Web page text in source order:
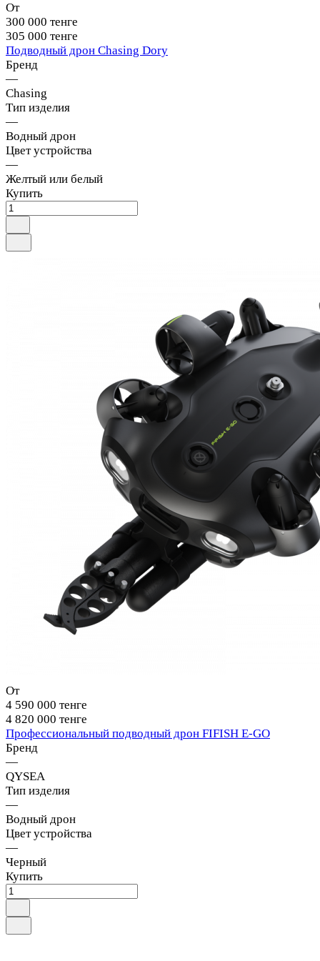
От
300 000 тенге
305 000 тенге
Подводный дрон Chasing Dory
Бренд
—
Chasing
Тип изделия
—
Водный дрон
Цвет устройства
—
Желтый или белый
Купить
От
4 590 000 тенге
4 820 000 тенге
Профессиональный подводный дрон FIFISH E-GO
Бренд
—
QYSEA
Тип изделия
—
Водный дрон
Цвет устройства
—
Черный
Купить